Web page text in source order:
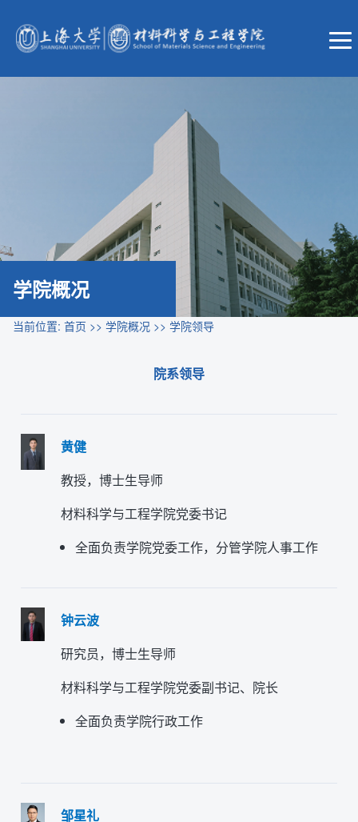
学院概况
当前位置: 首页 >> 学院概况 >> 学院领导
院系领导
黄健
教授，博士生导师
材料科学与工程学院党委书记
全面负责学院党委工作，分管学院人事工作
钟云波
研究员，博士生导师
材料科学与工程学院党委副书记、院长
全面负责学院行政工作
邹星礼